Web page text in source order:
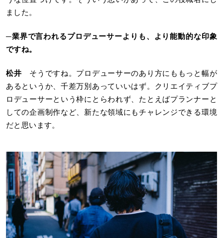
ました。
─業界で言われるプロデューサーよりも、より能動的な印象
ですね。
松井 そうですね。プロデューサーのあり方にももっと幅が
あるというか、千差万別あっていいはず。クリエイティブプ
ロデューサーという枠にとらわれず、たとえばプランナーと
しての企画制作など、新たな領域にもチャレンジできる環境
だと思います。